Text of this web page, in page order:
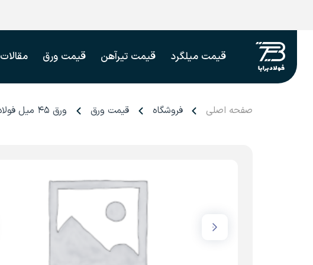
قیمت میلگرد قیمت تیرآهن قیمت ورق مقالات
صفحه اصلی فروشگاه قیمت ورق ورق ۴۵ میل فولاد اکسین